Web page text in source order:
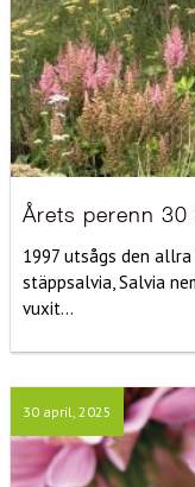
Årets perenn 30
1997 utsågs den
stäppsalvia, Salvia
vuxit...
30 april, 2025